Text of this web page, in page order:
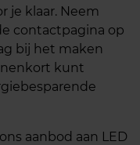
je klaar. Neem
contactpagina op
bij het maken
kunt
aanbod aan LED